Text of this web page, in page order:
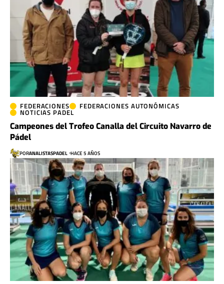
FEDERACIONES FEDERACIONES AUTONÓMICAS
NOTICIAS PADEL
Campeones del Trofeo Canalla del Circuito Navarro de
Pádel
PORANALISTASPADEL HACE 5 AÑOS